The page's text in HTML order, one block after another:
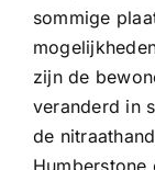
sommige
zijn de
veranderd in
de
Humberstone